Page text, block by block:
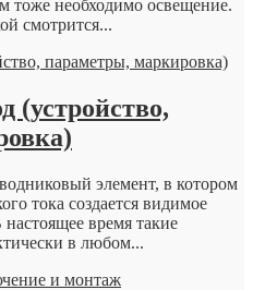
тоже необходимо освещение.
смотрится...
(устройство,
элемент, в котором
тока создается видимое
настоящее время такие
в любом...